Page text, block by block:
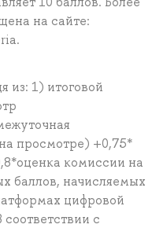
на сайте:
из: 1) итоговой
просмотре) +0,75*
комиссии на
баллов, начисляемых
цифровой
с